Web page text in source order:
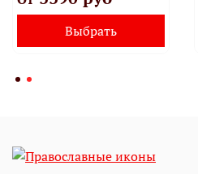
Выбрать